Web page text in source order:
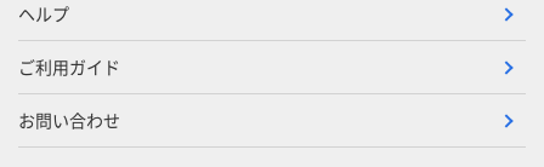
ヘルプ
ご利用ガイド
お問い合わせ